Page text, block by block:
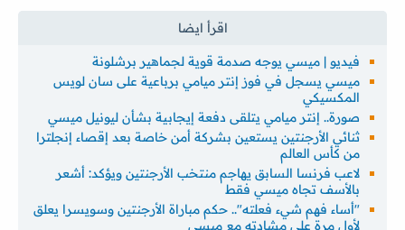
فيديو | ميسي يوجه صدمة قوية لجماهير برشلونة
ميسي يسجل في فوز إنتر ميامي برباعية على سان لويس
المكسيكي
صورة.. إنتر ميامي يتلقى دفعة إيجابية بشأن ليونيل ميسي
ثنائي الأرجنتين يستعين بشركة أمن خاصة بعد إقصاء إنجلترا
من كأس العالم
لاعب فرنسا السابق يهاجم منتخب الأرجنتين ويؤكد: أشعر
بالأسف تجاه ميسي فقط
"أساء فهم شيء فعلته".. حكم مباراة الأرجنتين وسويسرا يعلق
لأول مرة على مشادته مع ميسي